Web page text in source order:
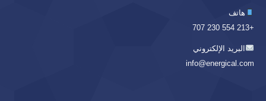
هاتف
+213 554 230 707
البريد الإلكتروني
info@energical.com